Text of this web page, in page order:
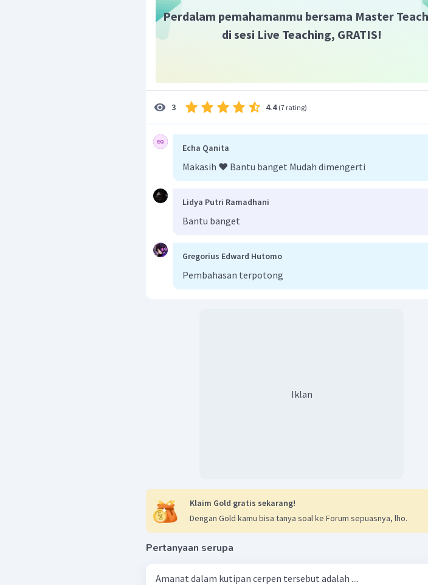
disampaikan penulis dalam cerpen.
Dengan demikian, cara mengetahui amanat adalah
Perdalam pemahamanmu bersama Master
di sesi Live Teaching, GRATIS!
3 4.4 (7 rating)
Echa Qanita
Makasih ❤️ Bantu banget Mudah dimengerti
Lidya Putri Ramadhani
Bantu banget
Gregorius Edward Hutomo
Pembahasan terpotong
Iklan
Klaim Gold gratis sekarang!
Dengan Gold kamu bisa tanya soal ke Forum sepuasnya, lho.
Pertanyaan serupa
Amanat dalam kutipan cerpen tersebut adalah ....